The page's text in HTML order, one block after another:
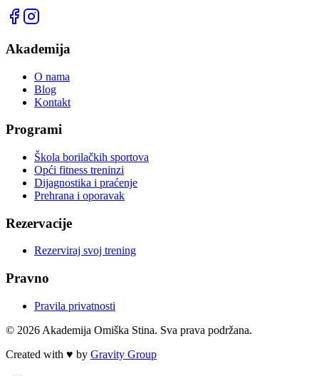
Akademija
O nama
Blog
Kontakt
Programi
Škola borilačkih sportova
Opći fitness treninzi
Dijagnostika i praćenje
Prehrana i oporavak
Rezervacije
Rezerviraj svoj trening
Pravno
Pravila privatnosti
© 2026 Akademija Omiška Stina. Sva prava podržana.
Created with ♥ by Gravity Group